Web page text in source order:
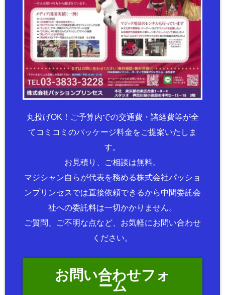
丸投げOK！ご予算内での交通費・諸経費等が全
てコミコミのパッケージ料金をご提案いたしま
す。
お見積り、ご相談は無料。
マジシャン自らが代表を務める株式会社パッショ
ンプリンセスでは直接依頼できるから中間委託会
社への委託料は一切かかりません。
ご質問、ご不明な点など、お気軽にお問い合わせ
ください。
お問い合わせフォ
ーム